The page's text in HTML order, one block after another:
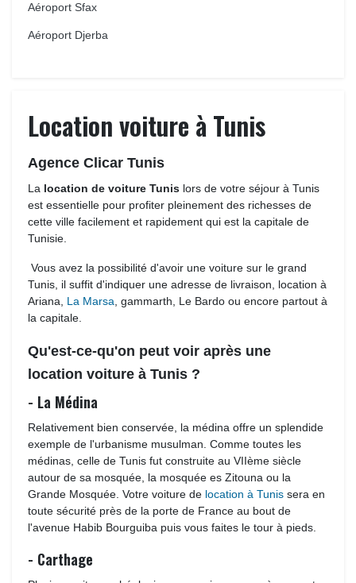
Aéroport Sfax
Aéroport Djerba
Location voiture à Tunis
Agence Clicar Tunis
La location de voiture Tunis lors de votre séjour à Tunis
est essentielle pour profiter pleinement des richesses de
cette ville facilement et rapidement qui est la capitale de
Tunisie.
Vous avez la possibilité d'avoir une voiture sur le grand
Tunis, il suffit d'indiquer une adresse de livraison, location à
Ariana, La Marsa , gammarth, Le Bardo ou encore partout à
la capitale.
Qu'est-ce-qu'on peut voir après une
location voiture à Tunis ?
- La Médina
Relativement bien conservée, la médina offre un splendide
exemple de l'urbanisme musulman. Comme toutes les
médinas, celle de Tunis fut construite au VIIème siècle
autour de sa mosquée, la mosquée es Zitouna ou la
Grande Mosquée. Votre voiture de location à Tunis sera en
toute sécurité près de la porte de France au bout de
l'avenue Habib Bourguiba puis vous faites le tour à pieds.
- Carthage